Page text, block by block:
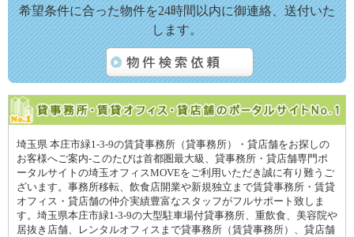
希望条件に合った物件を24時間以内に御連絡、送付いた
します。
埼玉県 本庄市緑1-3-9の賃貸事務所（貸事務所）・貸店舗をお探しの
お客様へご案内-このたびは首都圏最大級、貸事務所・貸店舗専門ポ
ータルサイトの埼玉オフィスMOVEをご利用いただき誠に有り難うご
ざいます。事務所移転、飲食店開業や新規独立まで賃貸事務所・賃貸
オフィス・貸店舗の仲介実績豊富なスタッフがフルサポート致しま
す。埼玉県本庄市緑1-3-9の大型駐車場付貸事務所、重飲食、美容院や
居抜き店舗、レンタルオフィスまで貸事務所（賃貸事務所）、貸店舗